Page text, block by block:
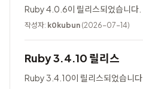
Ruby 4.0.6이 릴리스되었습니다.
작성자: k0kubun (2026-07-14)
Ruby 3.4.10 릴리스
Ruby 3.4.10이 릴리스되었습니다.